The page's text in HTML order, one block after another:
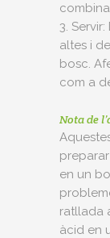
3.
altes i
bosc.
com a
Nota de
en un
ratllada
àcid en